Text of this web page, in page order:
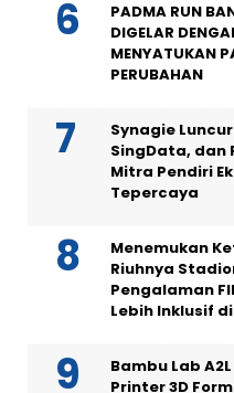
PADMA RUN
DIGELAR
MENYATUKAN
PERUBAHAN
Synagie
SingData, dan
Mitra Pendiri
Tepercaya
Menemukan
Riuhnya
Pengalaman
Lebih Inklusif
Bambu Lab
Printer 3D